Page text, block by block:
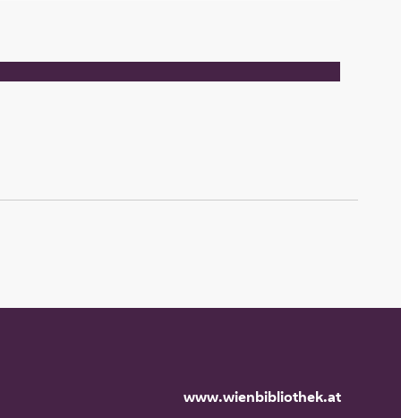
www.wienbibliothek.at